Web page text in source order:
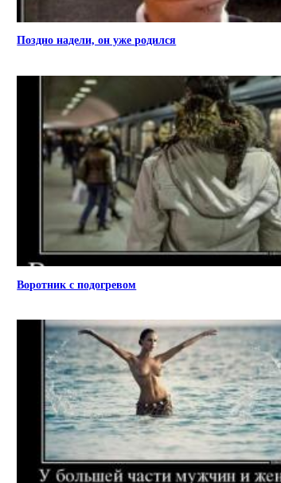
Поздно надели, он уже родился
Воротник с подогревом